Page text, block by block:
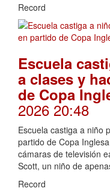
Record
Escuela
a clases y
de Copa
2026 20:48
Escuela castiga a niño
partido de Copa
cámaras de televisión
Scott, un niño de
Record